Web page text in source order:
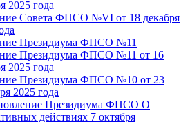
2025 года
Совета ФПСО №VI от 18 декабря
Президиума ФПСО №11
Президиума ФПСО №11 от 16
2025 года
Президиума ФПСО №10 от 23
2025 года
Президиума ФПСО О
действиях 7 октября